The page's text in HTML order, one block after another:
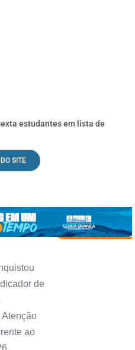
estudantes em lista de
SITE
de
Atenção
ao